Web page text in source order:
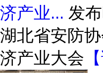
济产业... 发
湖北省安防
济产业大会